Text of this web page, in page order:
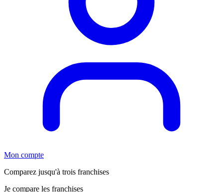
Mon compte
Comparez jusqu'à trois franchises
Je compare les franchises